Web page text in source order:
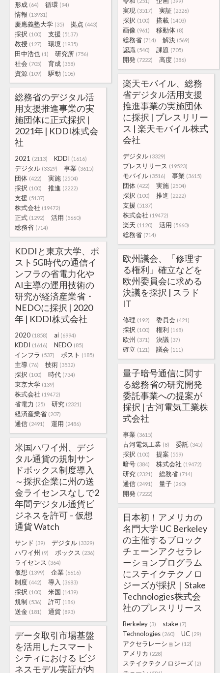
形成 (64) 循環 (94)
情報 (13931)
慶應義塾大学 (35) 拠点 (443)
採択 (100) 支援 (5137)
教授 (127) 環境 (1935)
田中浩也 (1) 研究所 (756)
社会 (705) 育成 (358)
資源 (109) 駆動 (106)
実現 (3517) 実証 (2326)
採択 (100) 搭載 (1403)
画像 (961) 移動体 (8)
総務省 (714) 解決 (569)
認識 (540) 課題 (705)
開発 (7222) 高度 (386)
楽天モバイル、総務
省デジタル活用支援
推進事業の実施団体
に採択 | プレスリリー
ス | 楽天モバイル株式
会社
デジタル (3329)
プレスリリース (19523)
モバイル (3516) 事業 (3615)
団体 (422) 実施 (2504)
採択 (100) 推進 (2222)
支援 (5137)
株式会社 (19472)
楽天 (1120) 活用 (5660)
総務省 (714)
総務省のデジタル活
用支援推進事業の実
施団体に正式採択 |
2021年 | KDDI株式会
社
2021 (2113) KDDI (1616)
デジタル (3329) 事業 (3615)
団体 (422) 実施 (2504)
採択 (100) 推進 (2222)
支援 (5137)
株式会社 (19472)
正式 (1292) 活用 (5660)
総務省 (714)
KDDIと東京大学、ポ
スト5G時代の通信イ
ンフラの省電力化や
AI主導の運用技術の
研究が経済産業省・
NEDOに採択 | 2020
年 | KDDI株式会社
2020 (1858) ai (6994)
KDDI (1616) NEDO (85)
インフラ (537) ポスト (185)
主導 (76) 技術 (3532)
採択 (100) 時代 (734)
東京大学 (139)
株式会社 (19472)
省電力 (25) 研究 (2321)
経済産業省 (207)
通信 (2491) 運用 (2486)
欧州議会、「修理す
る権利」確立などを
欧州委員会に求める
決議を採択 | スラド
IT
修理 (192) 委員会 (421)
採択 (100) 権利 (168)
欧州 (371) 決議 (37)
確立 (121) 議会 (111)
量子暗号通信に関す
る総務省の研究開発
委託事業への提案が
採択 | 古河電気工業株
式会社
事業 (3615)
古河電気工業 (8) 委託 (345)
採択 (100) 提案 (559)
暗号 (384) 株式会社 (19472)
研究 (2321) 総務省 (714)
通信 (2491) 量子 (260)
開発 (7222)
米国ハワイ州、デジ
タル通貨の規制サン
ドボックス制度導入
～採択企業に州の送
金ライセンスなしで2
年間デジタル通貨ビ
ジネスを許可 – 仮想
通貨 Watch
サンド (39) デジタル (3329)
ハワイ州 (9) ボックス (236)
ライセンス (364)
仮想 (1399) 企業 (6616)
制度 (442) 導入 (3683)
採択 (100) 米国 (1439)
規制 (536) 許可 (186)
送金 (181) 通貨 (893)
日本初！アメリカの
名門大学 UC Berkeley
の主催するブロック
チェーンアクセラレ
ーションプログラム
にステイクテクノロ
ジーズが採択｜Stake
Technologies株式会
社のプレスリリース
Berkeley (3) stake (7)
Technologies (260) UC (29)
アクセラレーション (12)
アメリカ (228)
ステイクテクノロジーズ (2)
データ取引市場基盤
を活用したスマート
シティにおける ビジ
ネスモデル実証が内